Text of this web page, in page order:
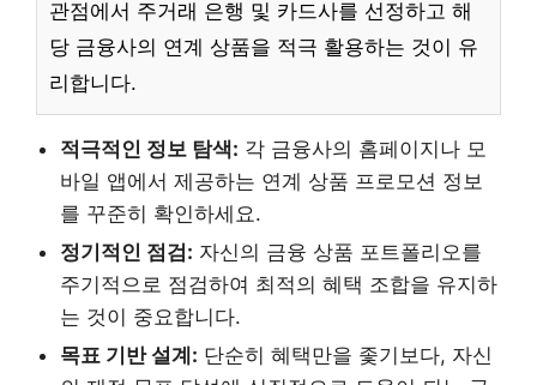
관점에서 주거래 은행 및 카드사를 선정하고 해
당 금융사의 연계 상품을 적극 활용하는 것이 유
리합니다.
적극적인 정보 탐색: 각 금융사의 홈페이지나 모
바일 앱에서 제공하는 연계 상품 프로모션 정보
를 꾸준히 확인하세요.
정기적인 점검: 자신의 금융 상품 포트폴리오를
주기적으로 점검하여 최적의 혜택 조합을 유지하
는 것이 중요합니다.
목표 기반 설계: 단순히 혜택만을 좇기보다, 자신